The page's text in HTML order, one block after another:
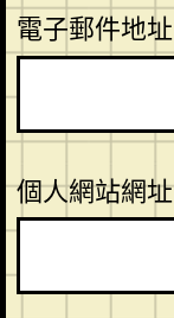
電子郵件地址
個人網站網址